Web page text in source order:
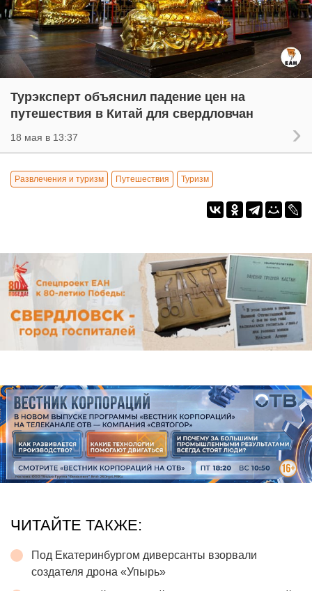
Турэксперт объяснил падение цен на
путешествия в Китай для свердловчан
18 мая в 13:37
Развлечения и туризм Путешествия Туризм
ЧИТАЙТЕ ТАКЖЕ:
Под Екатеринбургом диверсанты взорвали
создателя дрона «Упырь»